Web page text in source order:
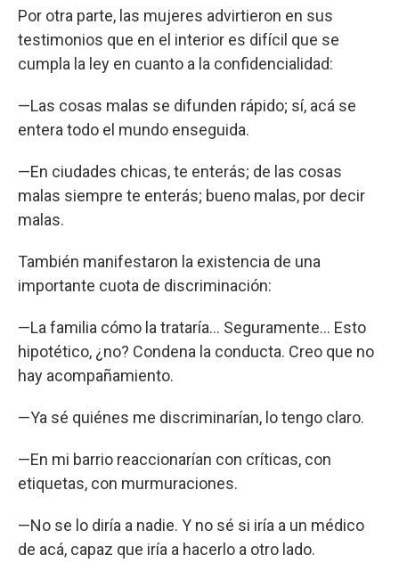
Por otra parte, las mujeres advirtieron en sus
testimonios que en el interior es difícil que se
cumpla la ley en cuanto a la confidencialidad:
—Las cosas malas se difunden rápido; sí, acá se
entera todo el mundo enseguida.
—En ciudades chicas, te enterás; de las cosas
malas siempre te enterás; bueno malas, por decir
malas.
También manifestaron la existencia de una
importante cuota de discriminación:
—La familia cómo la trataría… Seguramente… Esto
hipotético, ¿no? Condena la conducta. Creo que no
hay acompañamiento.
—Ya sé quiénes me discriminarían, lo tengo claro.
—En mi barrio reaccionarían con críticas, con
etiquetas, con murmuraciones.
—No se lo diría a nadie. Y no sé si iría a un médico
de acá, capaz que iría a hacerlo a otro lado.